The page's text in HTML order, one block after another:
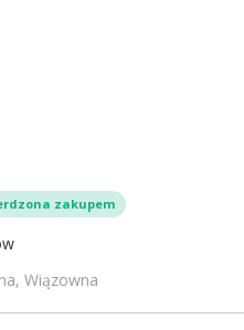
zakupem
Wiązowna